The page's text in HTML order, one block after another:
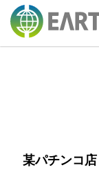
某パチンコ